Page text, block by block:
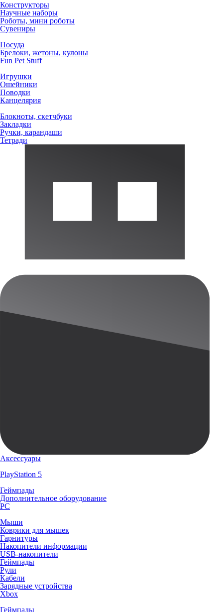
Конструкторы
Научные наборы
Роботы, мини роботы
Сувениры
Посуда
Брелоки, жетоны, кулоны
Fun Pet Stuff
Игрушки
Ошейники
Поводки
Канцелярия
Блокноты, скетчбуки
Закладки
Ручки, карандаши
Тетради
Аксессуары
PlayStation 5
Геймпады
Дополнительное оборудование
PC
Мыши
Коврики для мышек
Гарнитуры
Накопители информации
USB-накопители
Геймпады
Рули
Кабели
Зарядные устройства
Xbox
Геймпады